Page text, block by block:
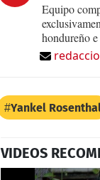
Equipo
hondureño
Yankel
VIDEOS